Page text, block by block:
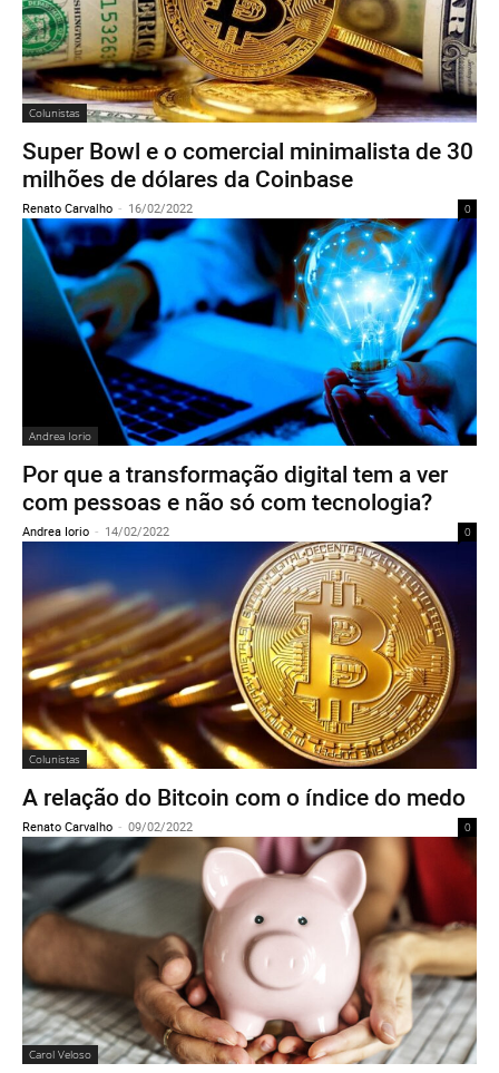
Colunistas
Super Bowl e o comercial minimalista de 30
milhões de dólares da Coinbase
Renato Carvalho - 16/02/2022 0
Andrea Iorio
Por que a transformação digital tem a ver
com pessoas e não só com tecnologia?
Andrea Iorio - 14/02/2022 0
Colunistas
A relação do Bitcoin com o índice do medo
Renato Carvalho - 09/02/2022 0
Carol Veloso